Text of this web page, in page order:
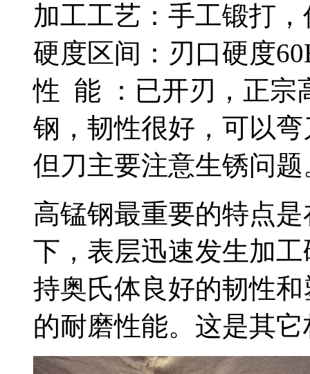
加工工艺：手工锻打
硬度区间：刃口硬度
性 能 ：已开刃，正宗
钢，韧性很好，可以
但刀主要注意生锈问题
高锰钢最重要的特点
下，表层迅速发生加
持奥氏体良好的韧性
的耐磨性能。这是其